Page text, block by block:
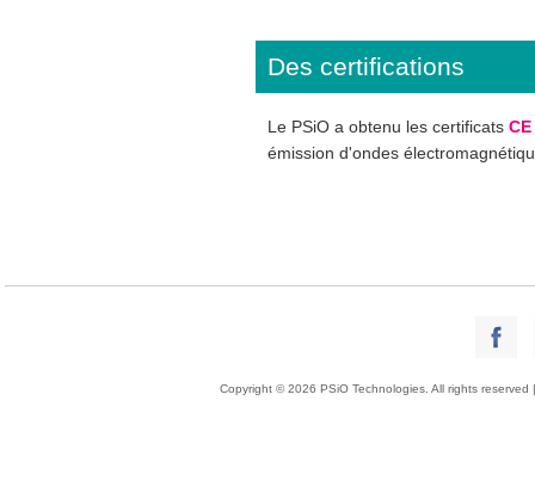
Des certifications
Le PSiO a obtenu les certificats
émission d'ondes
Copyright © 2026 PSiO Technologies. All rights reserved